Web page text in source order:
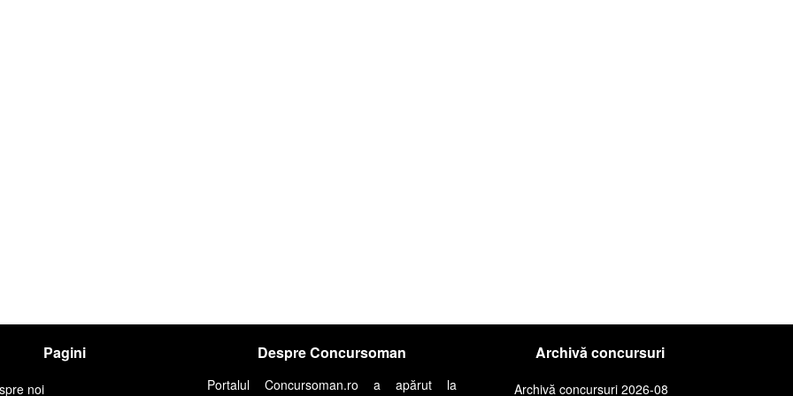
Pagini
noi
Despre Concursoman
Portalul Concursoman.ro a apărut la
Archivă concursuri
Archivă concursuri 2026-08